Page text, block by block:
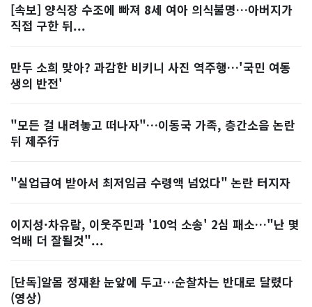
[속보] 양식장 수조에 빠져 8세 여아 의식불명…아버지가
직접 구한 뒤...
만두 소희 맞아? 과감한 비키니 사진 역주행…'국민 여동
생의 반전'
"모든 걸 내려놓고 떠나자"…이동국 가족, 층간소음 논란
뒤 제주行
"실업급여 받아서 최저임금 수령액 넘었다" 논란 터지자
이지성·차유람, 이웃주민과 '10억 소송' 2심 패소…"난 몇
억배 더 잘될것"...
[단독]알몸 정재환 눈앞에 두고…순찰차는 반대로 달렸다
(영상)